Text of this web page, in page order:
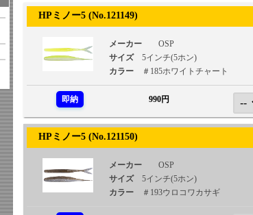
HPミノー5 (No.121149)
メーカー
OSP
サイズ
5インチ(5ホン)
カラー
＃185ホワイトチャート
即納 990円
HPミノー5 (No.121150)
メーカー
OSP
サイズ
5インチ(5ホン)
カラー
＃193ウロコワカサギ